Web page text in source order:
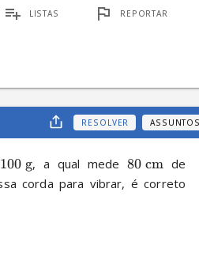
LISTAS REPORTAR
RESOLVER ASSUNTOS
100 g, a qual mede 80 cm de
corda para vibrar, é correto